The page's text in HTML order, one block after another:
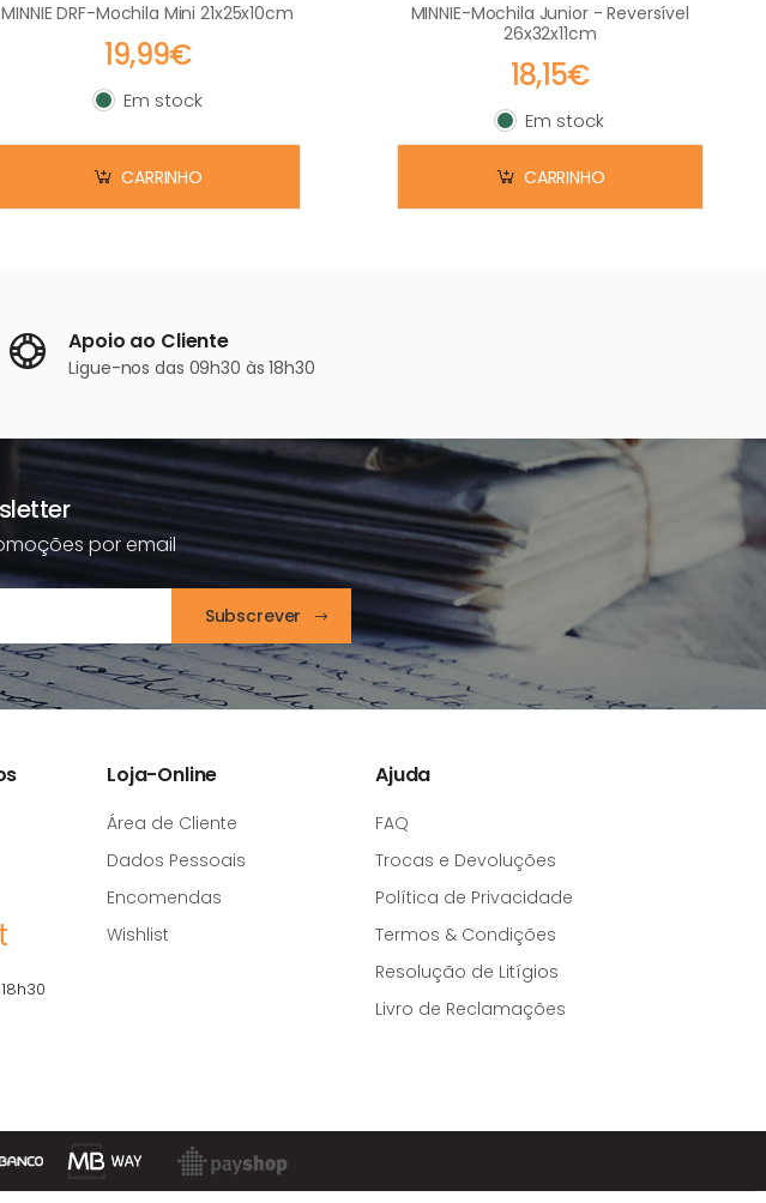
MINNIE DRF-Mochila Mini 21x25x10cm
19,99€
Em stock
Em stock
CARRINHO
MINNIE-Mochila Junior - Reversível
26x32x11cm
18,15€
Em stock
Em stock
CARRINHO
Apoio ao Cliente
Ligue-nos das 09h30 às 18h30
por email
Subscrever
Loja-Online
Área de Cliente
Dados Pessoais
Encomendas
Wishlist
Ajuda
FAQ
Trocas e Devoluções
Política de Privacidade
Termos & Condições
Resolução de Litígios
Livro de Reclamações